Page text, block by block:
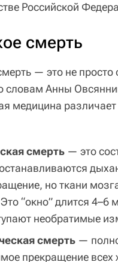
Российской
смерть
— это не просто
словам Анны
медицина различает
смерть — это
но ткани
“окно” длится 4–6
необратимые
смерть —
прекращение всех